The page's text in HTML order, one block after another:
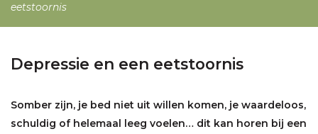
eetstoornis
Depressie en een eetstoornis
Somber zijn, je bed niet uit willen komen, je waardeloos,
schuldig of helemaal leeg voelen… dit kan horen bij een